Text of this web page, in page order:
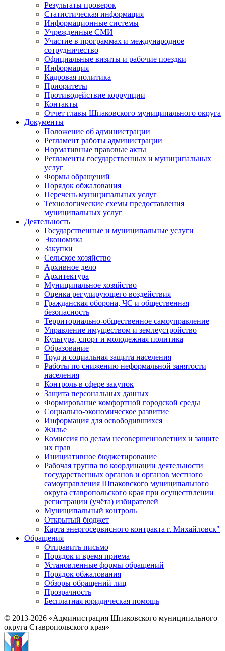
Результаты проверок
Статистическая информация
Информационные системы
Учрежденные СМИ
Участие в программах и международное
сотрудничество
Официальные визиты и рабочие поездки
Информация
Кадровая политика
Приоритеты
Противодействие коррупции
Контакты
Отчет главы Шпаковского муниципального округа
Документы
Положение об администрации
Регламент работы администрации
Нормативные правовые акты
Регламенты государственных и муниципальных
услуг
Формы обращений
Порядок обжалования
Перечень муниципальных услуг
Технологические схемы предоставления
муниципальных услуг
Деятельность
Государственные и муниципальные услуги
Экономика
Закупки
Сельское хозяйство
Архивное дело
Архитектура
Муниципальное хозяйство
Оценка регулирующего воздействия
Гражданская оборона, ЧС и общественная
безопасность
Территориально-общественное самоуправление
Управление имуществом и землеустройство
Культура, спорт и молодежная политика
Образование
Труд и социальная защита населения
Работы по снижению неформальной занятости
населения
Контроль в сфере закупок
Защита персональных данных
Формирование комфортной городской среды
Социально-экономическое развитие
Информация для освободившихся
Жилье
Комиссия по делам несовершеннолетних и защите
их прав
Инициативное бюджетирование
Рабочая группа по координации деятельности
государственных органов и органов местного
самоуправления Шпаковского муниципального
округа ставропольского края при осуществлении
регистрации (учёта) избирателей
Муниципальный контроль
Открытый бюджет
Карта энергосервисного контракта г. Михайловск"
Обращения
Отправить письмо
Порядок и время приема
Установленные формы обращений
Порядок обжалования
Обзоры обращений лиц
Прозрачность
Бесплатная юридическая помощь
© 2013-2026 «Администрация Шпаковского муниципального
округа Ставропольского края»